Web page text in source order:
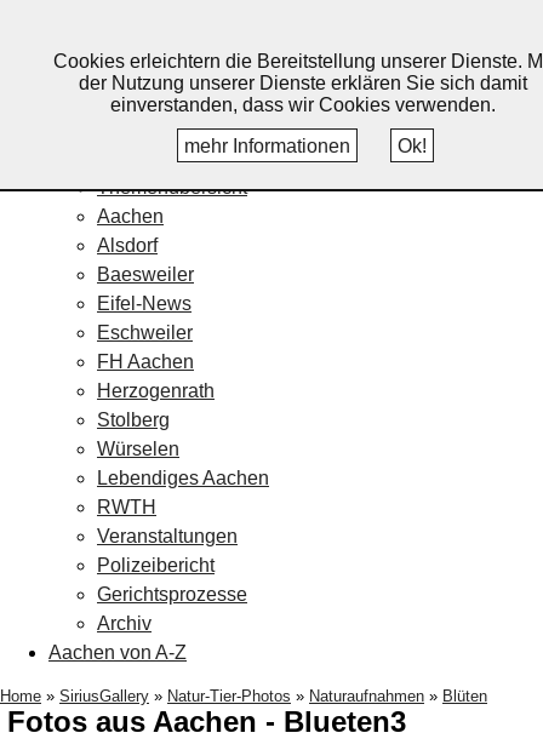
Home
Veranstaltungskalender
Themenübersicht
Aachen
Alsdorf
Baesweiler
Eifel-News
Eschweiler
FH Aachen
Herzogenrath
Stolberg
Würselen
Lebendiges Aachen
RWTH
Veranstaltungen
Polizeibericht
Gerichtsprozesse
Archiv
Aachen von A-Z
Home » SiriusGallery » Natur-Tier-Photos » Naturaufnahmen » Blüten
Fotos aus Aachen - Blueten3
Cookies erleichtern die Bereitstellung unserer Dienste.
der Nutzung unserer Dienste erklären Sie sich damit
einverstanden, dass wir Cookies verwenden.
mehr Informationen
Ok!